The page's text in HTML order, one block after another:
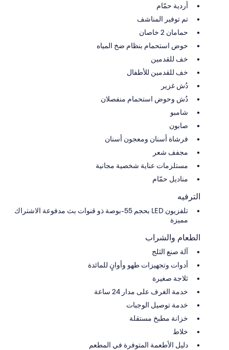
أردية حمّام
تم توفير المناشف
حمامان 2 خاصان
حوض استحمام بنظام ضخ المياه
خف للقدمين
خف للقدمين للأطفال
دُش غزير
دُش وحوض استحمام منفصلان
شامبو
صابون
فرشاة أسنان ومعجون أسنان
مجفف شعر
مستلزمات عناية شخصية مجانية
مناديل حمّام
الترفيه
تلفزيون LED بحجم 55-بوصة ذو قنوات بث مدفوعة الاشتراك
مميزة
الطعام والشراب
آلة صنع الثلج
أدوات وتجهيزات طهو وأوانٍ للمائدة
ثلاجة صغيرة
خدمة الغرف على مدار 24 ساعة
خدمة توصيل الوجبات
خزانة مطبخ مستقلة
خلاط
دليل الأطعمة المتوفرة في المطعم